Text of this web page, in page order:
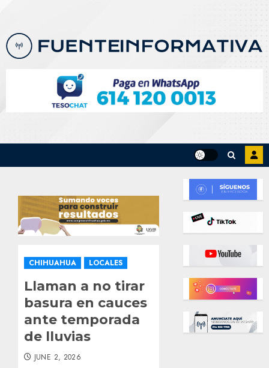
content
CHIHUAHUA LOCALES
Llaman a no tirar
basura en cauces
ante temporada
de lluvias
JUNE 2, 2026